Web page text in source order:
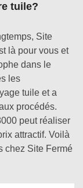
tuile?
Site
là pour vous et
dans le
les
tuile et a
procédés.
peut réaliser
attractif. Voilà
chez Site Fermé